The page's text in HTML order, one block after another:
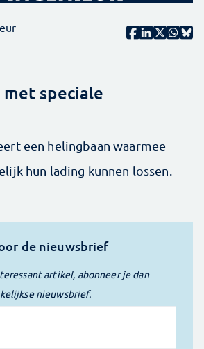
met speciale
een helingbaan waarmee
hun lading kunnen lossen.
de nieuwsbrief
artikel, abonneer je dan
nieuwsbrief.